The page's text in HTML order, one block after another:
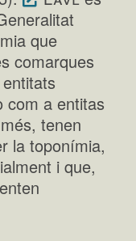
que
comarques
a entitas
tenen
la toponímia,
i que,